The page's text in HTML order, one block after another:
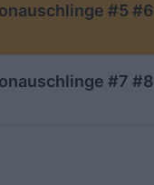
#5 #6
#7 #8